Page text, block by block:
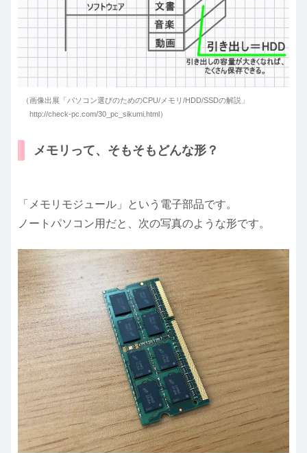
（画像出展「パソコン選びのためのCPU/メモリ/HDD/SSDの解説」
http://check-pc.com/30_pc_sikumi.html）
メモリって、そもそもどんな形？
「メモリモジュール」という電子部品です。
ノートパソコン用だと、次の写真のような形です。